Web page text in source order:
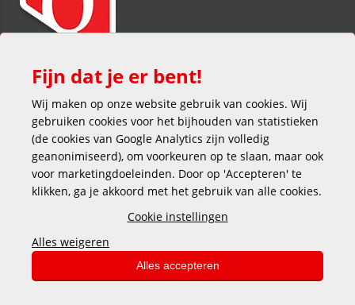
Veilig en gemakkelijk betalen
Fijn dat je er bent!
Wij maken op onze website gebruik van cookies. Wij
gebruiken cookies voor het bijhouden van statistieken
(de cookies van Google Analytics zijn volledig
geanonimiseerd), om voorkeuren op te slaan, maar ook
voor marketingdoeleinden. Door op 'Accepteren' te
klikken, ga je akkoord met het gebruik van alle cookies.
Cookie instellingen
Alles weigeren
Alles accepteren